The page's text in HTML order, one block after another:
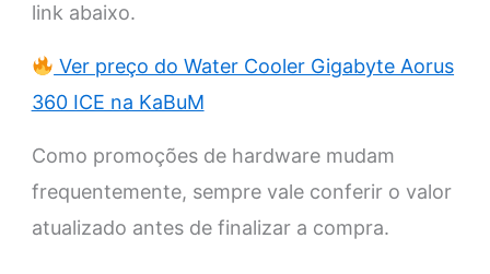
link abaixo.
Ver preço do Water Cooler Gigabyte Aorus
360 ICE na KaBuM
Como promoções de hardware mudam
frequentemente, sempre vale conferir o valor
atualizado antes de finalizar a compra.